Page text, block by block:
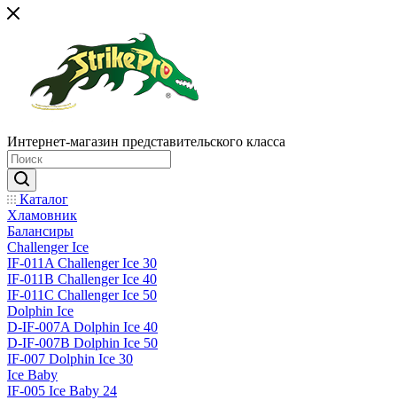
Интернет-магазин представительского класса
Каталог
Хламовник
Балансиры
Challenger Ice
IF-011A Challenger Ice 30
IF-011B Challenger Ice 40
IF-011C Challenger Ice 50
Dolphin Ice
D-IF-007A Dolphin Ice 40
D-IF-007B Dolphin Ice 50
IF-007 Dolphin Ice 30
Ice Baby
IF-005 Ice Baby 24